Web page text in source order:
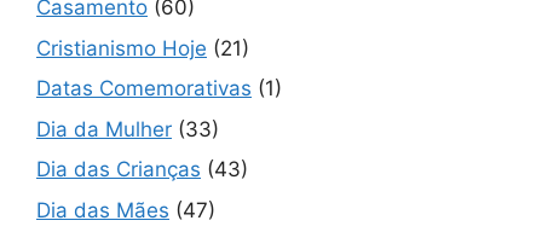
Casamento (60)
Cristianismo Hoje (21)
Datas Comemorativas (1)
Dia da Mulher (33)
Dia das Crianças (43)
Dia das Mães (47)